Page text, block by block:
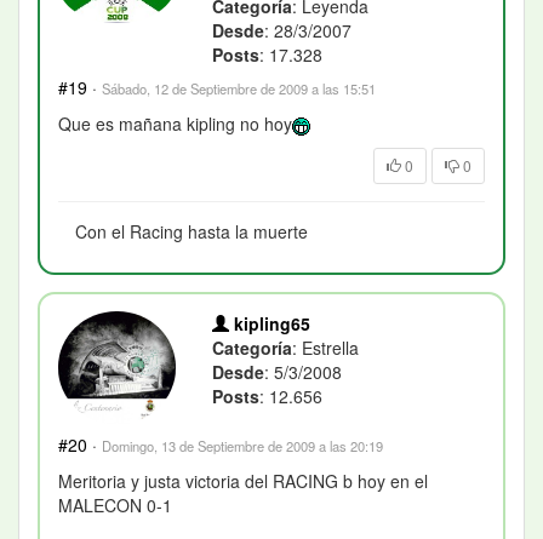
Categoría: Leyenda
Desde: 28/3/2007
Posts: 17.328
#19 · Sábado, 12 de Septiembre de 2009 a las 15:51
Que es mañana kipling no hoy
0 0
Con el Racing hasta la muerte
kipling65
Categoría: Estrella
Desde: 5/3/2008
Posts: 12.656
#20 · Domingo, 13 de Septiembre de 2009 a las 20:19
Meritoria y justa victoria del RACING b hoy en el
MALECON 0-1